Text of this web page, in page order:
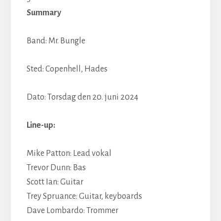
Summary
Band: Mr. Bungle
Sted: Copenhell, Hades
Dato: Torsdag den 20. juni 2024
Line-up:
Mike Patton: Lead vokal
Trevor Dunn: Bas
Scott Ian: Guitar
Trey Spruance: Guitar, keyboards
Dave Lombardo: Trommer